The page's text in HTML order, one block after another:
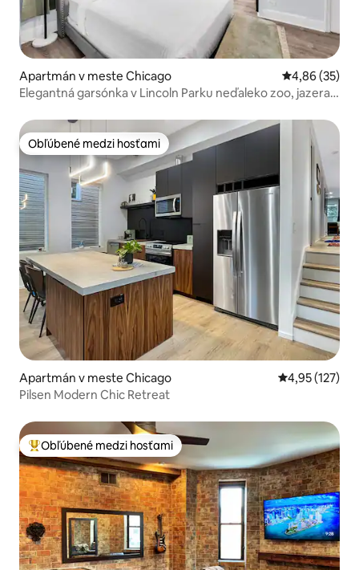
Apartmán v meste Chicago Priemerné
4,86 (35)
Elegantná garsónka v Lincoln Parku neďaleko zoo, jazera a
Obľúbené medzi hosťami
Obľúbené medzi hosťami
Apartmán v meste Chicago Priemerné
4,95 (127)
Pilsen Modern Chic Retreat
Najobľúbenejšie medzi hosťami
Obľúbené medzi hosťami